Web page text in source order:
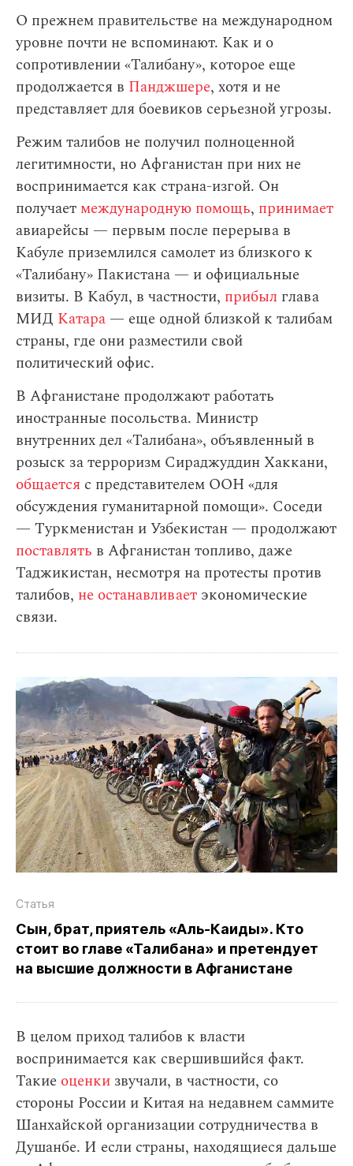
О прежнем правительстве на международном
уровне почти не вспоминают. Как и о
сопротивлении «Талибану», которое еще
продолжается в Панджшере, хотя и не
представляет для боевиков серьезной угрозы.
Режим талибов не получил полноценной
легитимности, но Афганистан при них не
воспринимается как страна-изгой. Он
получает международную помощь, принимает
авиарейсы — первым после перерыва в
Кабуле приземлился самолет из близкого к
«Талибану» Пакистана — и официальные
визиты. В Кабул, в частности, прибыл глава
МИД Катара — еще одной близкой к талибам
страны, где они разместили свой
политический офис.
В Афганистане продолжают работать
иностранные посольства. Министр
внутренних дел «Талибана», объявленный в
розыск за терроризм Сираджуддин Хаккани,
общается с представителем ООН «для
обсуждения гуманитарной помощи». Соседи
— Туркменистан и Узбекистан — продолжают
поставлять в Афганистан топливо, даже
Таджикистан, несмотря на протесты против
талибов, не останавливает экономические
связи.
Статья
Сын, брат, приятель «Аль‑Каиды». Кто
стоит во главе «Талибана» и претендует
на высшие должности в Афганистане
В целом приход талибов к власти
воспринимается как свершившийся факт.
Такие оценки звучали, в частности, со
стороны России и Китая на недавнем саммите
Шанхайской организации сотрудничества в
Душанбе. И если страны, находящиеся дальше